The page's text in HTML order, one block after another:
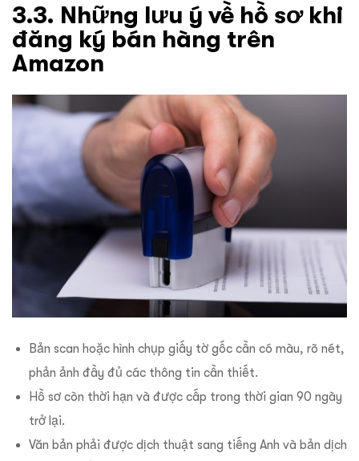
3.3. Những lưu ý về hồ sơ khi
đăng ký bán hàng trên
Amazon
Bản scan hoặc hình chụp giấy tờ gốc cần có màu, rõ nét,
phản ảnh đầy đủ các thông tin cần thiết.
Hồ sơ còn thời hạn và được cấp trong thời gian 90 ngày
trở lại.
Văn bản phải được dịch thuật sang tiếng Anh và bản dịch